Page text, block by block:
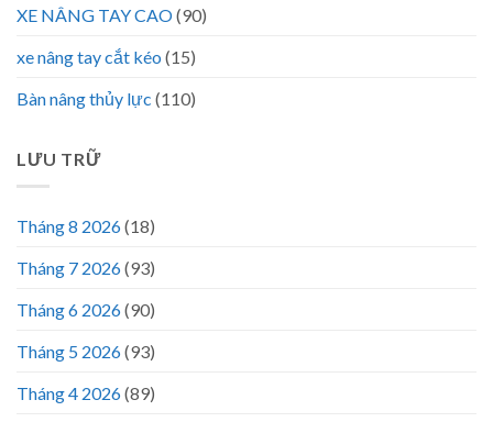
XE NÂNG TAY CAO(90)
xe nâng tay cắt kéo (15)
Bàn nâng thủy lực (110)
LƯU TRỮ
Tháng 8 2026(18)
Tháng 7 2026(93)
Tháng 6 2026(90)
Tháng 5 2026(93)
Tháng 4 2026(89)